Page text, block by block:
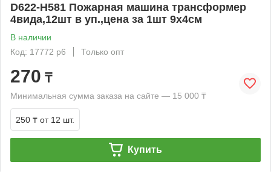
D622-H581 Пожарная машина трансформер
4вида,12шт в уп.,цена за 1шт 9х4см
В наличии
Код: 17772 р6
Только опт
270 ₸
Минимальная сумма заказа на сайте — 15 000 ₸
250 ₸ от 12 шт.
Купить